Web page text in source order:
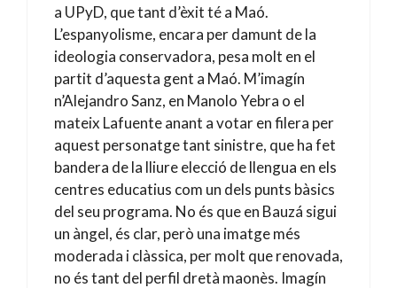
a UPyD, que tant d’èxit té a Maó.
L’espanyolisme, encara per damunt de la
ideologia conservadora, pesa molt en el
partit d’aquesta gent a Maó. M’imagín
n’Alejandro Sanz, en Manolo Yebra o el
mateix Lafuente anant a votar en filera per
aquest personatge tant sinistre, que ha fet
bandera de la lliure elecció de llengua en els
centres educatius com un dels punts bàsics
del seu programa. No és que en Bauzá sigui
un àngel, és clar, però una imatge més
moderada i clàssica, per molt que renovada,
no és tant del perfil dretà maonès. Imagín